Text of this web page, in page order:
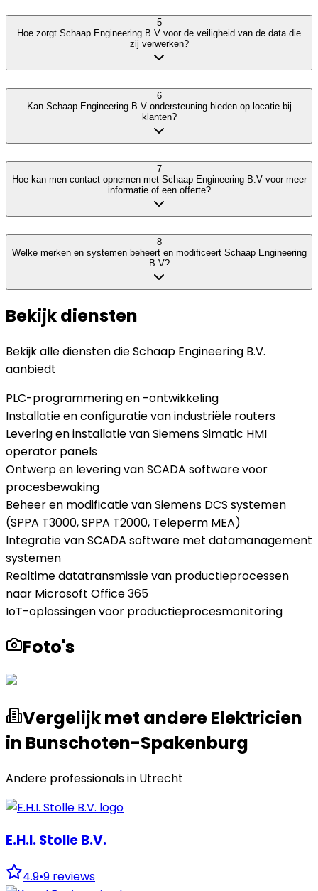
5
Hoe zorgt Schaap Engineering B.V voor de veiligheid van de data die
zij verwerken?
6
Kan Schaap Engineering B.V ondersteuning bieden op locatie bij
klanten?
7
Hoe kan men contact opnemen met Schaap Engineering B.V voor meer
informatie of een offerte?
8
Welke merken en systemen beheert en modificeert Schaap Engineering
B.V?
Bekijk diensten
Bekijk alle diensten dieSchaap Engineering B.V.
aanbiedt
PLC-programmering en -ontwikkeling
Installatie en configuratie van industriële routers
Levering en installatie van Siemens Simatic HMI
operator panels
Ontwerp en levering van SCADA software voor
procesbewaking
Beheer en modificatie van Siemens DCS systemen
(SPPA T3000, SPPA T2000, Teleperm MEA)
Integratie van SCADA software met datamanagement
systemen
Realtime datatransmissie van productieprocessen
naar Microsoft Office 365
IoT-oplossingen voor productieprocesmonitoring
Foto's
Vergelijk met andere Elektricien
in Bunschoten-Spakenburg
Andere professionals in Utrecht
E.H.I. Stolle B.V.
4.9•9 reviews